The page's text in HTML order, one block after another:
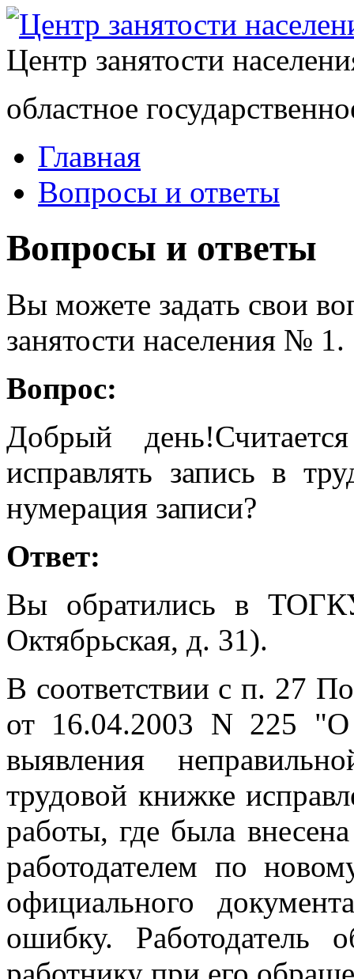
Центр занятости
областное
Главная
Вопросы и ответы
Вопросы и ответы
Вы можете задать свои
занятости населения № 1.
Вопрос:
Добрый
исправлять запись в
нумерация записи?
Ответ:
Вы обратились в
Октябрьская, д. 31).
В соответствии с п. 27
от 16.04.2003 N 225 "О
выявления
трудовой книжке
работы, где была
работодателем по
официального
ошибку. Работодатель